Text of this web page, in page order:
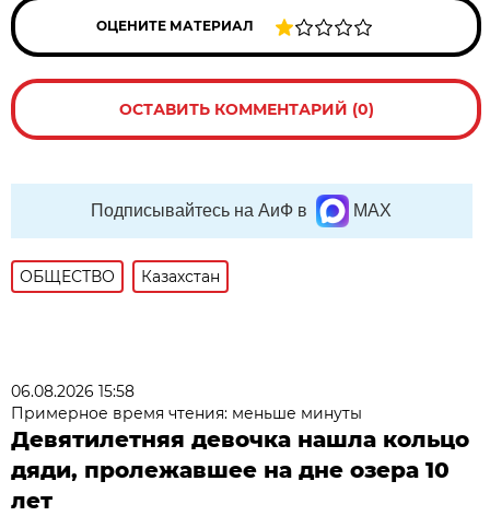
ОЦЕНИТЕ МАТЕРИАЛ
ОСТАВИТЬ КОММЕНТАРИЙ (0)
Подписывайтесь на АиФ в MAX
ОБЩЕСТВО Казахстан
06.08.2026 15:58
Примерное время чтения: меньше минуты
Девятилетняя девочка нашла кольцо
дяди, пролежавшее на дне озера 10
лет